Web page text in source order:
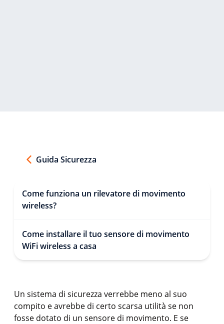
Guida Sicurezza
Come funziona un rilevatore di movimento
wireless?
Come installare il tuo sensore di movimento
WiFi wireless a casa
Un sistema di sicurezza verrebbe meno al suo
compito e avrebbe di certo scarsa utilità se non
fosse dotato di un sensore di movimento. E se